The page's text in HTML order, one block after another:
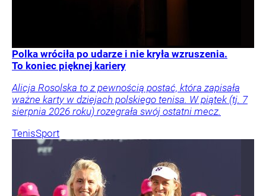
Polka wróciła po udarze i nie kryła wzruszenia.
To koniec pięknej kariery
Alicja Rosolska to z pewnością postać, która zapisała
ważne karty w dziejach polskiego tenisa. W piątek (tj. 7
sierpnia 2026 roku) rozegrała swój ostatni mecz.
TenisSport